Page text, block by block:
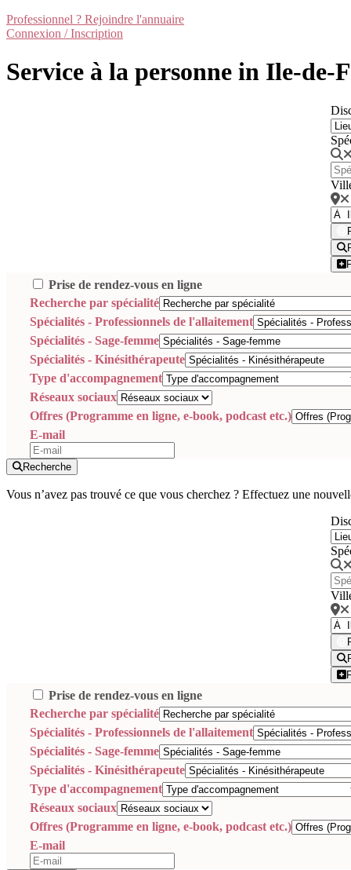
Professionnel ? Rejoindre l'annuaire
Connexion / Inscription
Service à la personne in Ile-de-
Prise de rendez-vous en ligne
Recherche par spécialité
Spécialités - Professionnels de l'allaitement
Spécialités - Sage-femme
Spécialités - Kinésithérapeute
Type d'accompagnement
Réseaux sociaux
Offres (Programme en ligne, e-book, podcast etc.)
E-mail
Recherche
Vous n’avez pas trouvé ce que vous cherchez ? Effectuez une
Prise de rendez-vous en ligne
Recherche par spécialité
Spécialités - Professionnels de l'allaitement
Spécialités - Sage-femme
Spécialités - Kinésithérapeute
Type d'accompagnement
Réseaux sociaux
Offres (Programme en ligne, e-book, podcast etc.)
E-mail